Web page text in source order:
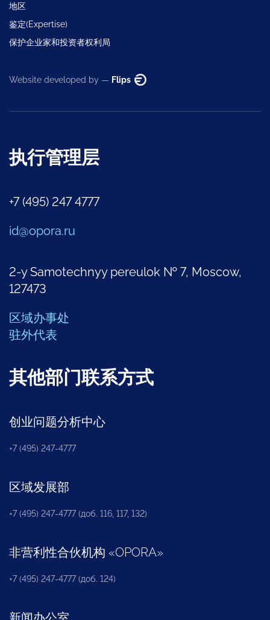
地区
鉴定(Expertise)
保护企业家和投资者权利局
Website developed by — Flips
执行管理层
+7 (495) 247 4777
id@opora.ru
2-y Samotechnyy pereulok № 7, Moscow,
127473
区域办事处
驻外代表
其他部门联系方式
创业问题分析中心
+7 (495) 247-4777
区域发展部
+7 (495) 247-4777 (доб. 116, 117, 132)
非营利性合伙机构 «OPORA»
+7 (495) 247-4777 (доб. 124)